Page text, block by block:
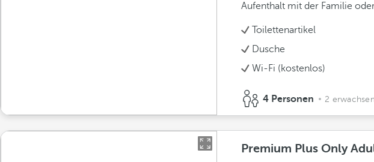
Aufenthalt mit der Familie
Toilettenartikel
Dusche
Wi-Fi (kostenlos)
4 Personen 2
Premium Plus Only